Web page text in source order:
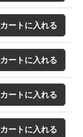
カートに入れる
カートに入れる
カートに入れる
カートに入れる